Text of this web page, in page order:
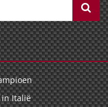
in Italië